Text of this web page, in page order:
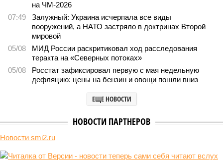
на ЧМ-2026
07:49
Залужный: Украина исчерпала все виды
вооружений, а НАТО застряло в доктринах Второй
мировой
05/08
МИД России раскритиковал ход расследования
теракта на «Северных потоках»
05/08
Росстат зафиксировал первую с мая недельную
дефляцию: цены на бензин и овощи пошли вниз
ЕЩЕ НОВОСТИ
НОВОСТИ ПАРТНЕРОВ
Новости smi2.ru